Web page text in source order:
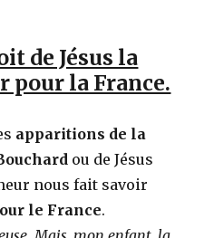
de Jésus la
pour la France.
apparitions de la
ou de Jésus
nous fait savoir
le France.